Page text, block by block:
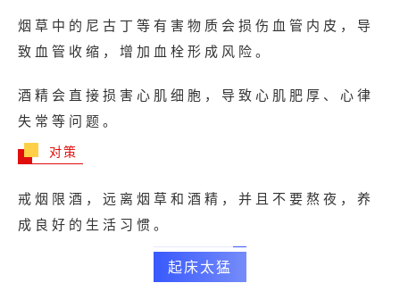
烟草中的尼古丁等有害物质会损伤血管内皮，导
致血管收缩，增加血栓形成风险。
酒精会直接损害心肌细胞，导致心肌肥厚、心律
失常等问题。
对策
戒烟限酒，远离烟草和酒精，并且不要熬夜，养
成良好的生活习惯。
起床太猛